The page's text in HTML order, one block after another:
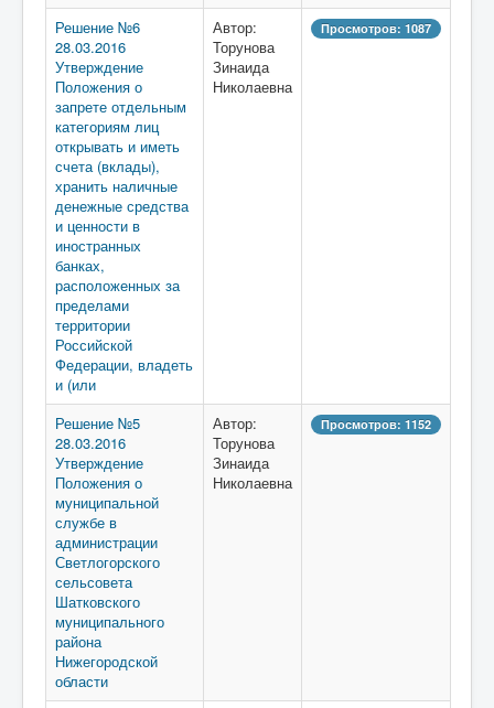
Решение №6
28.03.2016
Утверждение
Положения о
запрете отдельным
категориям лиц
открывать и иметь
счета (вклады),
хранить наличные
денежные средства
и ценности в
иностранных
банках,
расположенных за
пределами
территории
Российской
Федерации, владеть
и (или
Автор:
Торунова
Зинаида
Николаевна
Просмотров: 1087
Решение №5
28.03.2016
Утверждение
Положения о
муниципальной
службе в
администрации
Светлогорского
сельсовета
Шатковского
муниципального
района
Нижегородской
области
Автор:
Торунова
Зинаида
Николаевна
Просмотров: 1152